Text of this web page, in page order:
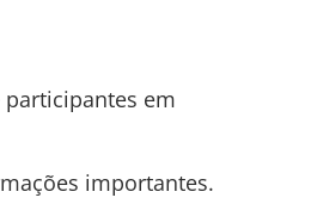
em
importantes.